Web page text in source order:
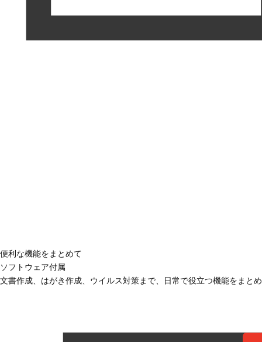
便利な機能をまとめて
ソフトウェア付属
文書作成、はがき作成、ウイルス対策まで、日常で役立つ機能をまと